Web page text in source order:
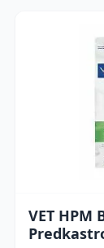
VET HPM